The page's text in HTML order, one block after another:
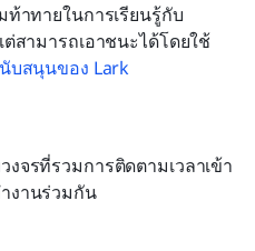
าทายในการเรียนรู้กับ
บสนุนของ Lark
จรที่รวมการติดตามเวลาเข้า
งานร่วมกัน